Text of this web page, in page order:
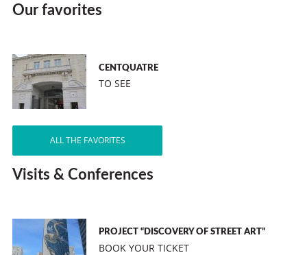
Our favorites
CENTQUATRE
TO SEE
ALL THE FAVORITES
Visits & Conferences
PROJECT “DISCOVERY OF STREET ART”
BOOK YOUR TICKET